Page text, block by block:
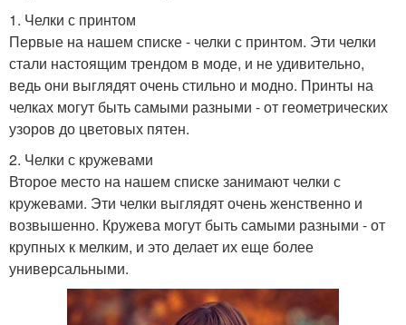
1. Челки с принтом
Первые на нашем списке - челки с принтом. Эти челки
стали настоящим трендом в моде, и не удивительно,
ведь они выглядят очень стильно и модно. Принты на
челках могут быть самыми разными - от геометрических
узоров до цветовых пятен.
2. Челки с кружевами
Второе место на нашем списке занимают челки с
кружевами. Эти челки выглядят очень женственно и
возвышенно. Кружева могут быть самыми разными - от
крупных к мелким, и это делает их еще более
универсальными.